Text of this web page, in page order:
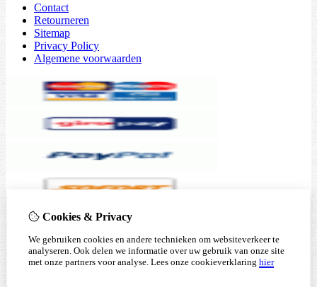
Contact
Retourneren
Sitemap
Privacy Policy
Algemene voorwaarden
Cookies & Privacy
We gebruiken cookies en andere technieken om websiteverkeer te
analyseren. Ook delen we informatie over uw gebruik van onze site
met onze partners voor analyse. Lees onze cookieverklaring hier